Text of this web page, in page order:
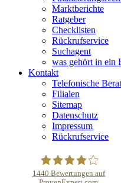
Marktberichte
Ratgeber
Checklisten
Rückrufservice
Suchagent
was gehört in ein
Kontakt
Telefonische
Filialen
Sitemap
Datenschutz
Impressum
Rückrufservice
1440 Bewertungen auf